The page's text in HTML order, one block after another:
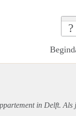
?
in Delft. Als